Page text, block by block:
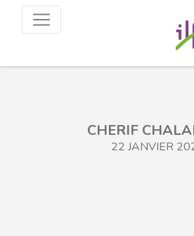
CHERIF
22 JANVIER